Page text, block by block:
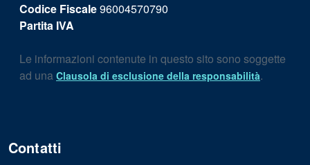
Codice Fiscale96004570790
Partita IVA
Le informazioni contenute in questo sito sono soggette
ad una Clausola di esclusione della responsabilità.
Contatti